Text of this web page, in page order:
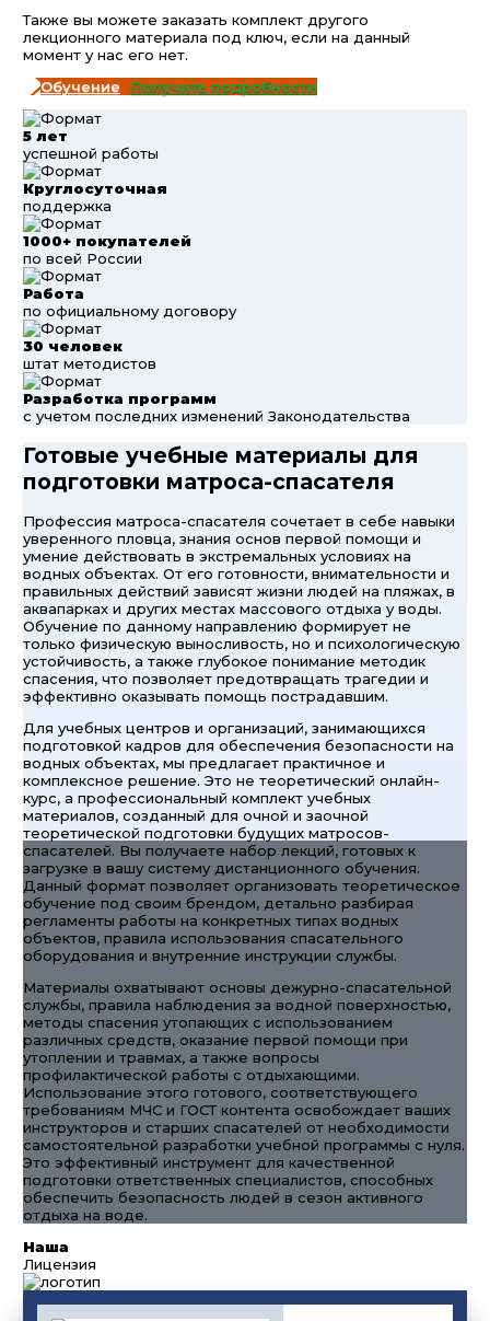
Также вы можете заказать комплект другого
лекционного материала под ключ, если на данный
момент у нас его нет.
Получить подробности
5 лет
успешной работы
Круглосуточная
поддержка
1000+ покупателей
по всей России
Работа
по официальному договору
30 человек
штат методистов
Разработка программ
с учетом последних изменений Законодательства
Готовые учебные материалы для
подготовки матроса-спасателя
Профессия матроса-спасателя сочетает в себе навыки
уверенного пловца, знания основ первой помощи и
умение действовать в экстремальных условиях на
водных объектах. От его готовности, внимательности и
правильных действий зависят жизни людей на пляжах, в
аквапарках и других местах массового отдыха у воды.
Обучение по данному направлению формирует не
только физическую выносливость, но и психологическую
устойчивость, а также глубокое понимание методик
спасения, что позволяет предотвращать трагедии и
эффективно оказывать помощь пострадавшим.
Для учебных центров и организаций, занимающихся
подготовкой кадров для обеспечения безопасности на
водных объектах, мы предлагает практичное и
комплексное решение. Это не теоретический онлайн-
курс, а профессиональный комплект учебных
материалов, созданный для очной и заочной
теоретической подготовки будущих матросов-
спасателей. Вы получаете набор лекций, готовых к
загрузке в вашу систему дистанционного обучения.
Данный формат позволяет организовать теоретическое
обучение под своим брендом, детально разбирая
регламенты работы на конкретных типах водных
объектов, правила использования спасательного
оборудования и внутренние инструкции службы.
Материалы охватывают основы дежурно-спасательной
службы, правила наблюдения за водной поверхностью,
методы спасения утопающих с использованием
различных средств, оказание первой помощи при
утоплении и травмах, а также вопросы
профилактической работы с отдыхающими.
Использование этого готового, соответствующего
требованиям МЧС и ГОСТ контента освобождает ваших
инструкторов и старших спасателей от необходимости
самостоятельной разработки учебной программы с нуля.
Это эффективный инструмент для качественной
подготовки ответственных специалистов, способных
обеспечить безопасность людей в сезон активного
отдыха на воде.
Наша
Лицензия